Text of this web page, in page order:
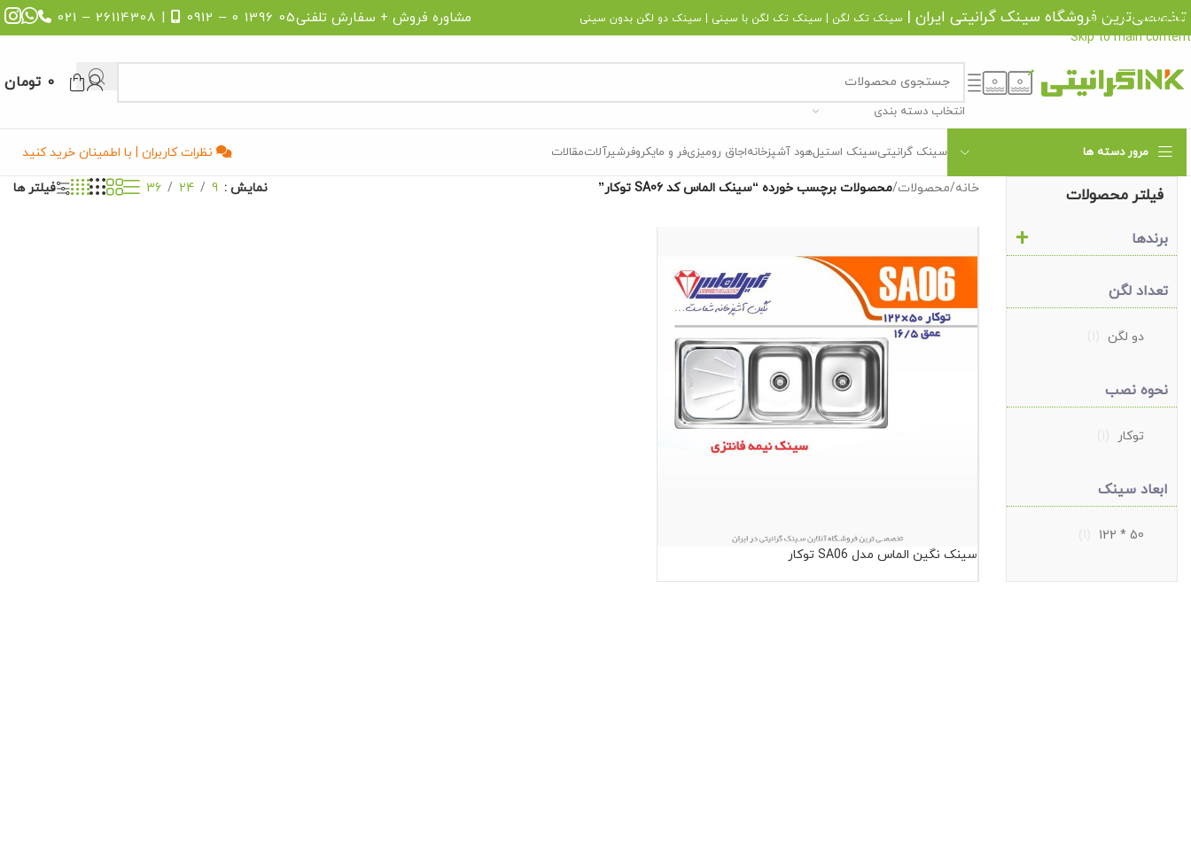
Skip to navigation
Skip to main content
تخصصی‌ترین فروشگاه سینک گرانیتی ایران | سینک تک لگن سینک تک لگن با سینی سینک دو لگن بدون سینی مشاوره فروش + سفارش تلفنی05 1396 0 – 0912
| 26114308 – 021
انتخاب دسته بندی
0 تومان
مرور دسته ها سینک گرانیتیسینک استیلهود آشپزخانهاجاق رومیزیفر و مایکروفرشیرآلاتمقالات نظرات کاربران | با اطمینان خرید کنید
فیلتر محصولات
برندها +
تعداد لگن
دو لگن
نحوه نصب
توکار
ابعاد سینک
50 * 122
خانه/محصولات/محصولات برچسب خورده “سینک الماس کد SA06 توکار” نمایش 9
24
36 فیلتر ها
سینک نگین الماس مدل SA06 توکار